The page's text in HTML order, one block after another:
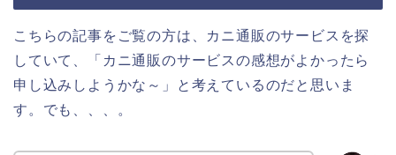
こちらの記事をご覧の方は、カニ通販のサービスを探
していて、「カニ通販のサービスの感想がよかったら
申し込みしようかな～」と考えているのだと思いま
す。でも、、、。